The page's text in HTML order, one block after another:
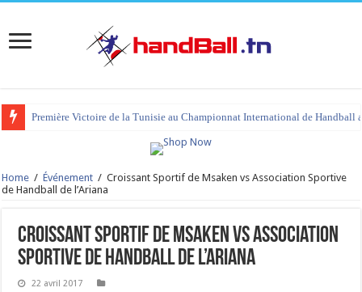
Première Victoire de la Tunisie au Championnat International de Handball
Home / Événement / Croissant Sportif de Msaken vs Association Sportive
de Handball de l’Ariana
Croissant Sportif de Msaken vs Association
Sportive de Handball de l’Ariana
22 avril 2017